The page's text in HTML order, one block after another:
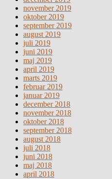
november 2019
oktober 2019
september 2019
august 2019
juli 2019
juni 2019
maj 2019
april 2019
marts 2019
februar 2019
januar 2019
december 2018
november 2018
oktober 2018
september 2018
august 2018
juli 2018
juni 2018
maj 2018
april 2018